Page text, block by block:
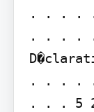
. . . .
. . . .
. . . .
. . . 5